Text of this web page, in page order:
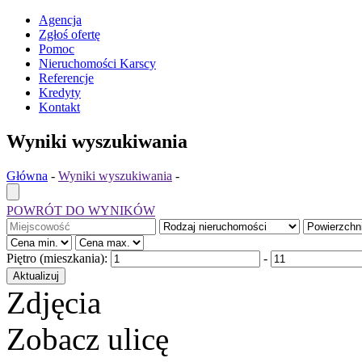
Agencja
Zgłoś ofertę
Pomoc
Nieruchomości Karscy
Referencje
Kredyty
Kontakt
Wyniki wyszukiwania
Główna - Wyniki wyszukiwania -
POWRÓT DO WYNIKÓW
Piętro (mieszkania): -
Zdjęcia
Zobacz ulicę